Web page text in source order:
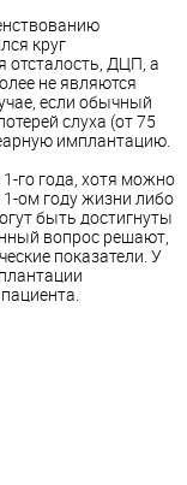
круг
отсталость, ДЦП, а
не являются
если обычный
слуха (от 75
имплантацию.
го года, хотя можно
ом году жизни либо
быть достигнуты
вопрос решают,
показатели. У